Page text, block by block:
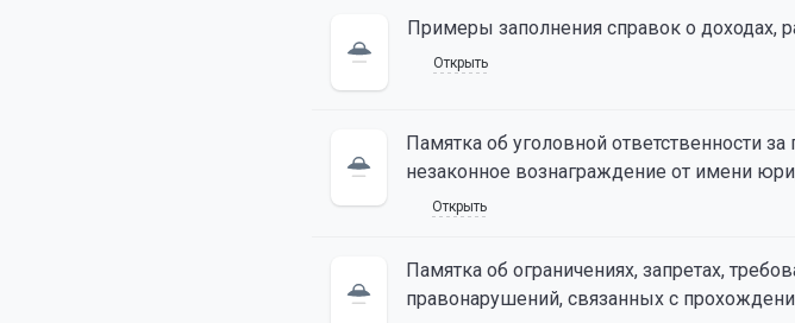
Примеры заполнения справок о доходах,
Открыть
Памятка об уголовной ответственности
незаконное вознаграждение от имени
Открыть
Памятка об ограничениях, запретах,
правонарушений, связанных с